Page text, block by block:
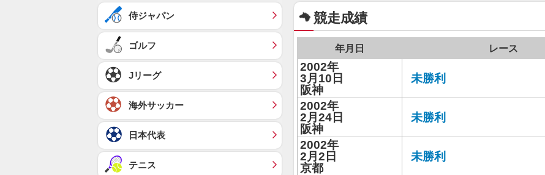
競走成績
年月日 レース
2002年
3月10日
阪神
未勝利
2002年
2月24日
阪神
未勝利
2002年
2月2日
京都
未勝利
侍ジャパン
ゴルフ
Jリーグ
海外サッカー
日本代表
テニス